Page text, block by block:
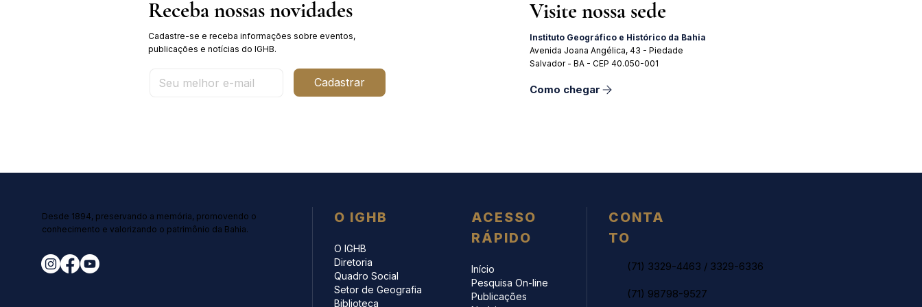
Receba nossas novidades
Cadastre-se e receba informações sobre eventos,
publicações e notícias do IGHB.
Cadastrar
Visite nossa sede
Instituto Geográfico e Histórico da Bahia
Avenida Joana Angélica, 43 - Piedade
Salvador - BA - CEP 40.050-001
Como chegar
Desde 1894, preservando a memória, promovendo o
conhecimento e valorizando o patrimônio da Bahia.
O IGHB
O IGHB
Diretoria
Quadro Social
Setor de Geografia
Biblioteca
ACESSO
RÁPIDO
Início
Pesquisa On-line
Publicações
CONTA
TO
(71) 3329-4463 / 3329-6336
(71) 98798-9527